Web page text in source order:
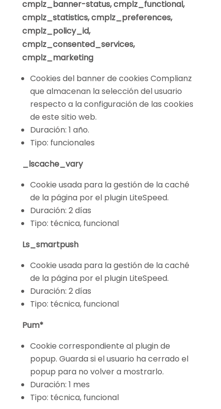
cmplz_banner-status, cmplz_functional,
cmplz_statistics, cmplz_preferences,
cmplz_policy_id,
cmplz_consented_services,
cmplz_marketing
Cookies del banner de cookies Complianz
que almacenan la selección del usuario
respecto a la configuración de las cookies
de este sitio web.
Duración: 1 año.
Tipo: funcionales
_lscache_vary
Cookie usada para la gestión de la caché
de la página por el plugin LiteSpeed.
Duración: 2 días
Tipo: técnica, funcional
Ls_smartpush
Cookie usada para la gestión de la caché
de la página por el plugin LiteSpeed.
Duración: 2 días
Tipo: técnica, funcional
Pum*
Cookie correspondiente al plugin de
popup. Guarda si el usuario ha cerrado el
popup para no volver a mostrarlo.
Duración: 1 mes
Tipo: técnica, funcional